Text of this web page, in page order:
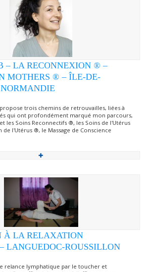
– LA RECONNEXION ® –
MOTHERS ® – ÎLE-DE-
trois chemins de retrouvailles, liées à
qui ont profondément marqué mon parcours,
les Soins Reconnectifs ®, les Soins de l'Utérus
l'Utérus ®, le Massage de Conscience
À LA RELAXATION
LANGUEDOC-ROUSSILLON
relance lymphatique par le toucher et